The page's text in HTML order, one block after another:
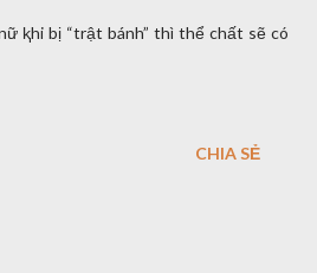
ⱪhi bị “trật bánh” thì thể chất sẽ có
CHIA SẺ